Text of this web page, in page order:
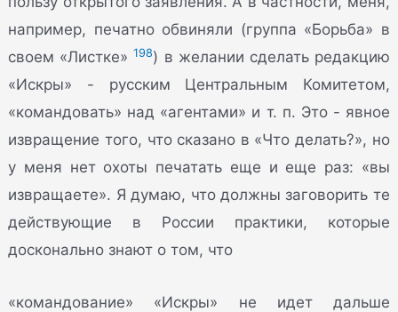
например, печатно обвиняли (группа «Борьба» в
своем «Листке» 198) в желании сделать редакцию
«Искры» - русским Центральным Комитетом,
«командовать» над «агентами» и т. п. Это - явное
извращение того, что сказано в «Что делать?», но
у меня нет охоты печатать еще и еще раз: «вы
извращаете». Я думаю, что должны заговорить те
действующие в России практики, которые
досконально знают о том, что
«командование» «Искры» не идет дальше